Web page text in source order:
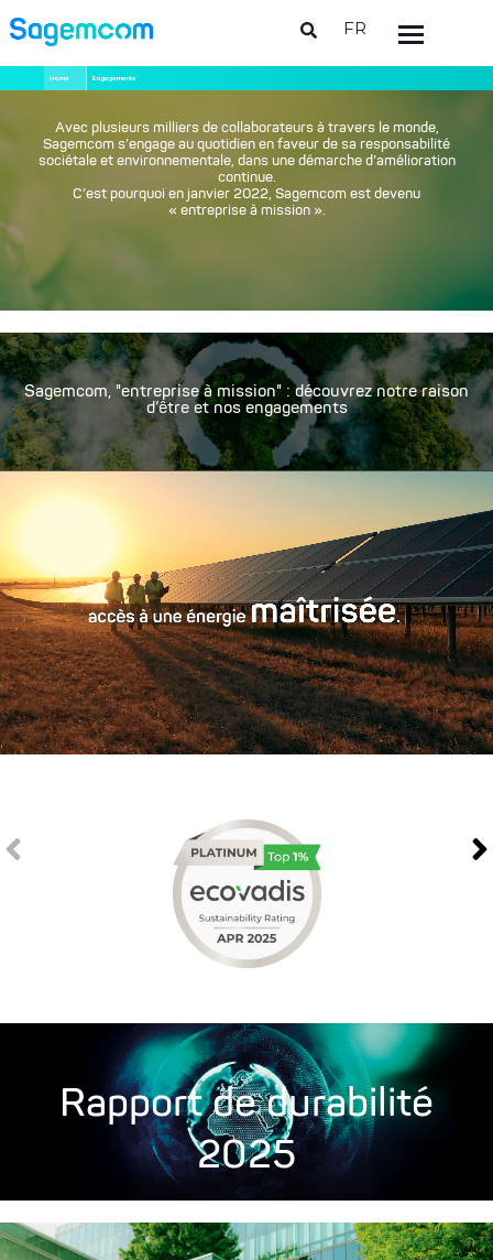
au
FR
d'Ariane
Home Engagements
Avec plusieurs milliers de collaborateurs à travers le monde,
Sagemcom s’engage au quotidien en faveur de sa responsabilité
sociétale et environnementale, dans une démarche d’amélioration
continue.
C’est pourquoi en janvier 2022, Sagemcom est devenu
« entreprise à mission ».
Sagemcom, "entreprise à mission" : découvrez notre raison
d’être et nos engagements
Rapport de durabilité
2025